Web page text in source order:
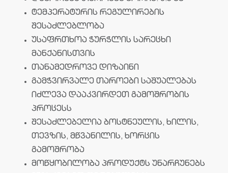
ტემპერატურის რეგულირების
შესაძლებლობა
უსაფრთხოა ჭურჭლის სარეცხი
მანქანისთვის
თანამედროვე დიზაინი
გამჭვირვალე თაროები საშუალებას
იძლევა დააკვირდეთ გამოშრობის
პროცესს
შესაძლებელია ბოსტნეულის, ხილის,
თევზის, მწვანილის, ხორცის
გამოშრობა
მოწყობილობა პროდუქტს უნარჩუნებს